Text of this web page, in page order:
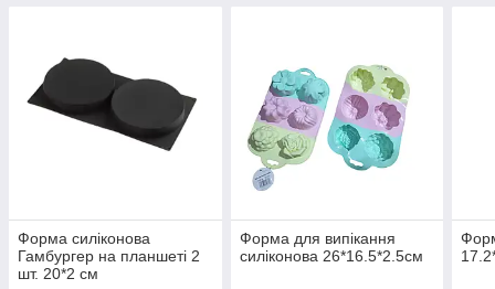
Форма силіконова
Гамбургер на планшеті 2
шт. 20*2 см
Форма для випікання
силіконова 26*16.5*2.5см